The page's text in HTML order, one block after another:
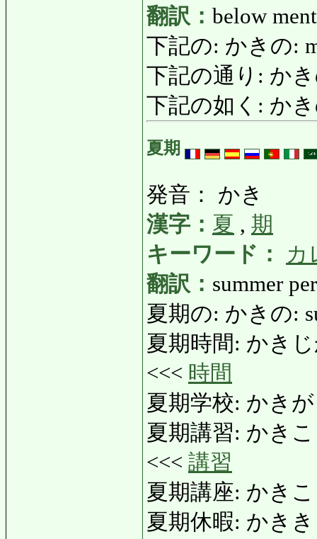
翻訳： below
下記の: かきの:
下記の通り: か
下記の如く: か
夏期
発音： かき
漢字： 夏 , 期
キーワード：
カ
翻訳： summer
夏期の: かきの:
夏期時間: かきじ
<<< 時間
夏期学校: かき
夏期講習: かきこ
<<< 講習
夏期講座: かき
夏期休暇: かきき